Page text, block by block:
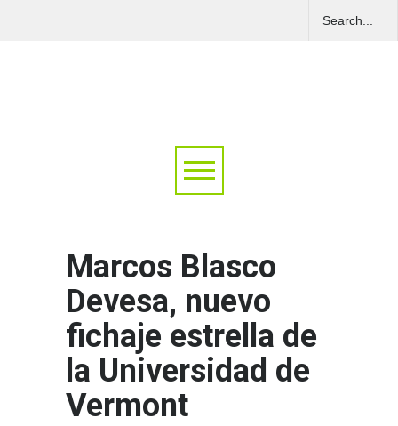
Marcos Blasco
Devesa, nuevo
fichaje estrella de
la Universidad de
Vermont